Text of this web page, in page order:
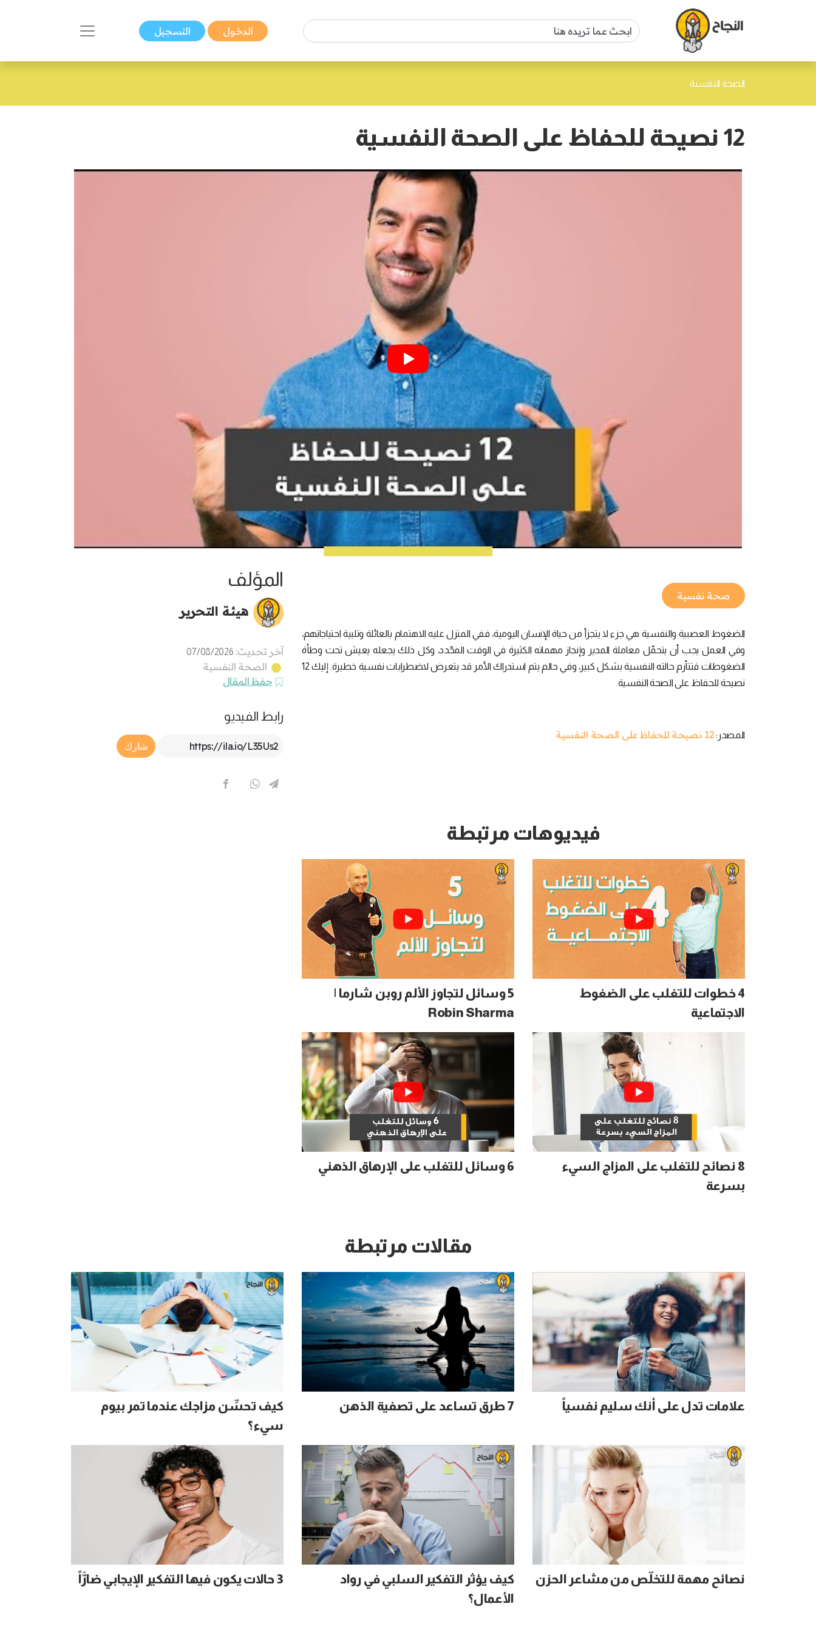
الدخول التسجيل
الصحة النفسية
12 نصيحة للحفاظ على الصحة النفسية
صحة نفسية
الضغوط العصبية والنفسية هي جزء لا يتجزأ من حياة الإنسان اليومية، ففي المنزل عليه الاهتمام بالعائلة وتلبية احتياجاتهم،
وفي العمل يجب أن يتحمّل معاملة المدير وإنجاز مهماته الكثيرة في الوقت المحّدد، وكل ذلك يجعله يعيش تحت وطأة
الضغوطات فتتأزم حالته النفسية بشكل كبير، وفي حالم يتم استدراك الأمر قد يتعرض لاضطرابات نفسية خطيرة. إليك 12
نصيحة للحفاظ على الصحة النفسية.
المصدر:12 نصيحة للحفاظ على الصحة النفسية
المؤلف
هيئة التحرير
آخر تحديث: 07/08/2026
الصحة النفسية
حفظ المقال
رابط الفيديو
Article Link
شارك
فيديوهات مرتبطة
4 خطوات للتغلب على الضغوط
الاجتماعية
5 وسائل لتجاوز الألم روبن شارما |
Robin Sharma
8 نصائح للتغلب على المزاج السيء
بسرعة
6 وسائل للتغلب على الإرهاق الذهني
مقالات مرتبطة
علامات تدل على أنك سليم نفسياً 7 طرق تساعد على تصفية الذهن
كيف تحسِّن مزاجك عندما تمر بيوم
سيء؟
نصائح مهمة للتخلّص من مشاعر الحزن
كيف يؤثر التفكير السلبي في رواد
الأعمال؟
3 حالات يكون فيها التفكير الإيجابي ضارَّاً